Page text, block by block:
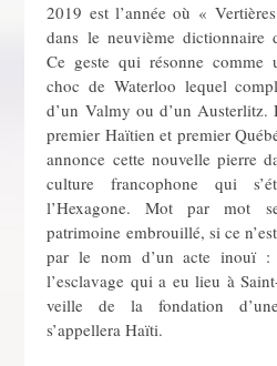
2019 est l’année où «
dans le neuvième dictionnaire
Ce geste qui résonne comme
choc de Waterloo lequel
d’un Valmy ou d’un
premier Haïtien et premier
annonce cette nouvelle pierre
culture francophone qui
l’Hexagone. Mot par mot
patrimoine embrouillé, si ce
par le nom d’un acte inouï :
l’esclavage qui a eu lieu à
veille de la fondation
s’appellera Haïti.